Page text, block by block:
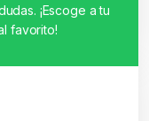
¡Escoge a tu
favorito!